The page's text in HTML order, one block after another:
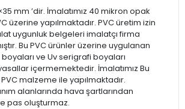
mm ’dir. İmalatımız 40 mikron opak
üzerine yapılmaktadır. PVC üretim izin
uygunluk belgeleri imalatçı firma
Bu PVC ürünler üzerine uygulanan
ve Uv serigrafi boyaları
içermemektedir. İmalatımız Bu
malzeme ile yapılmaktadır.
alanlarında hava şartlarından
pas oluşturmaz.